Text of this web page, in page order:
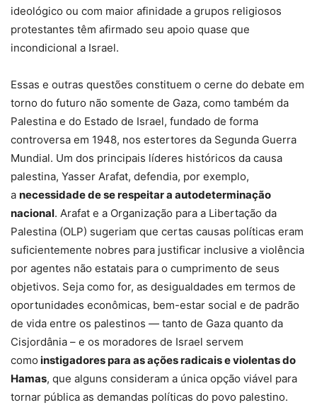
ideológico ou com maior afinidade a grupos religiosos
protestantes têm afirmado seu apoio quase que
incondicional a Israel.
Essas e outras questões constituem o cerne do debate em
torno do futuro não somente de Gaza, como também da
Palestina e do Estado de Israel, fundado de forma
controversa em 1948, nos estertores da Segunda Guerra
Mundial. Um dos principais líderes históricos da causa
palestina, Yasser Arafat, defendia, por exemplo,
a necessidade de se respeitar a autodeterminação
nacional. Arafat e a Organização para a Libertação da
Palestina (OLP) sugeriam que certas causas políticas eram
suficientemente nobres para justificar inclusive a violência
por agentes não estatais para o cumprimento de seus
objetivos. Seja como for, as desigualdades em termos de
oportunidades econômicas, bem-estar social e de padrão
de vida entre os palestinos — tanto de Gaza quanto da
Cisjordânia – e os moradores de Israel servem
como instigadores para as ações radicais e violentas do
Hamas, que alguns consideram a única opção viável para
tornar pública as demandas políticas do povo palestino.